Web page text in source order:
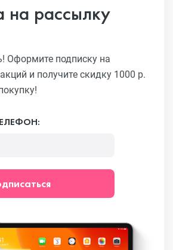
на рассылку
Оформите подписку на
и получите скидку 1000 р.